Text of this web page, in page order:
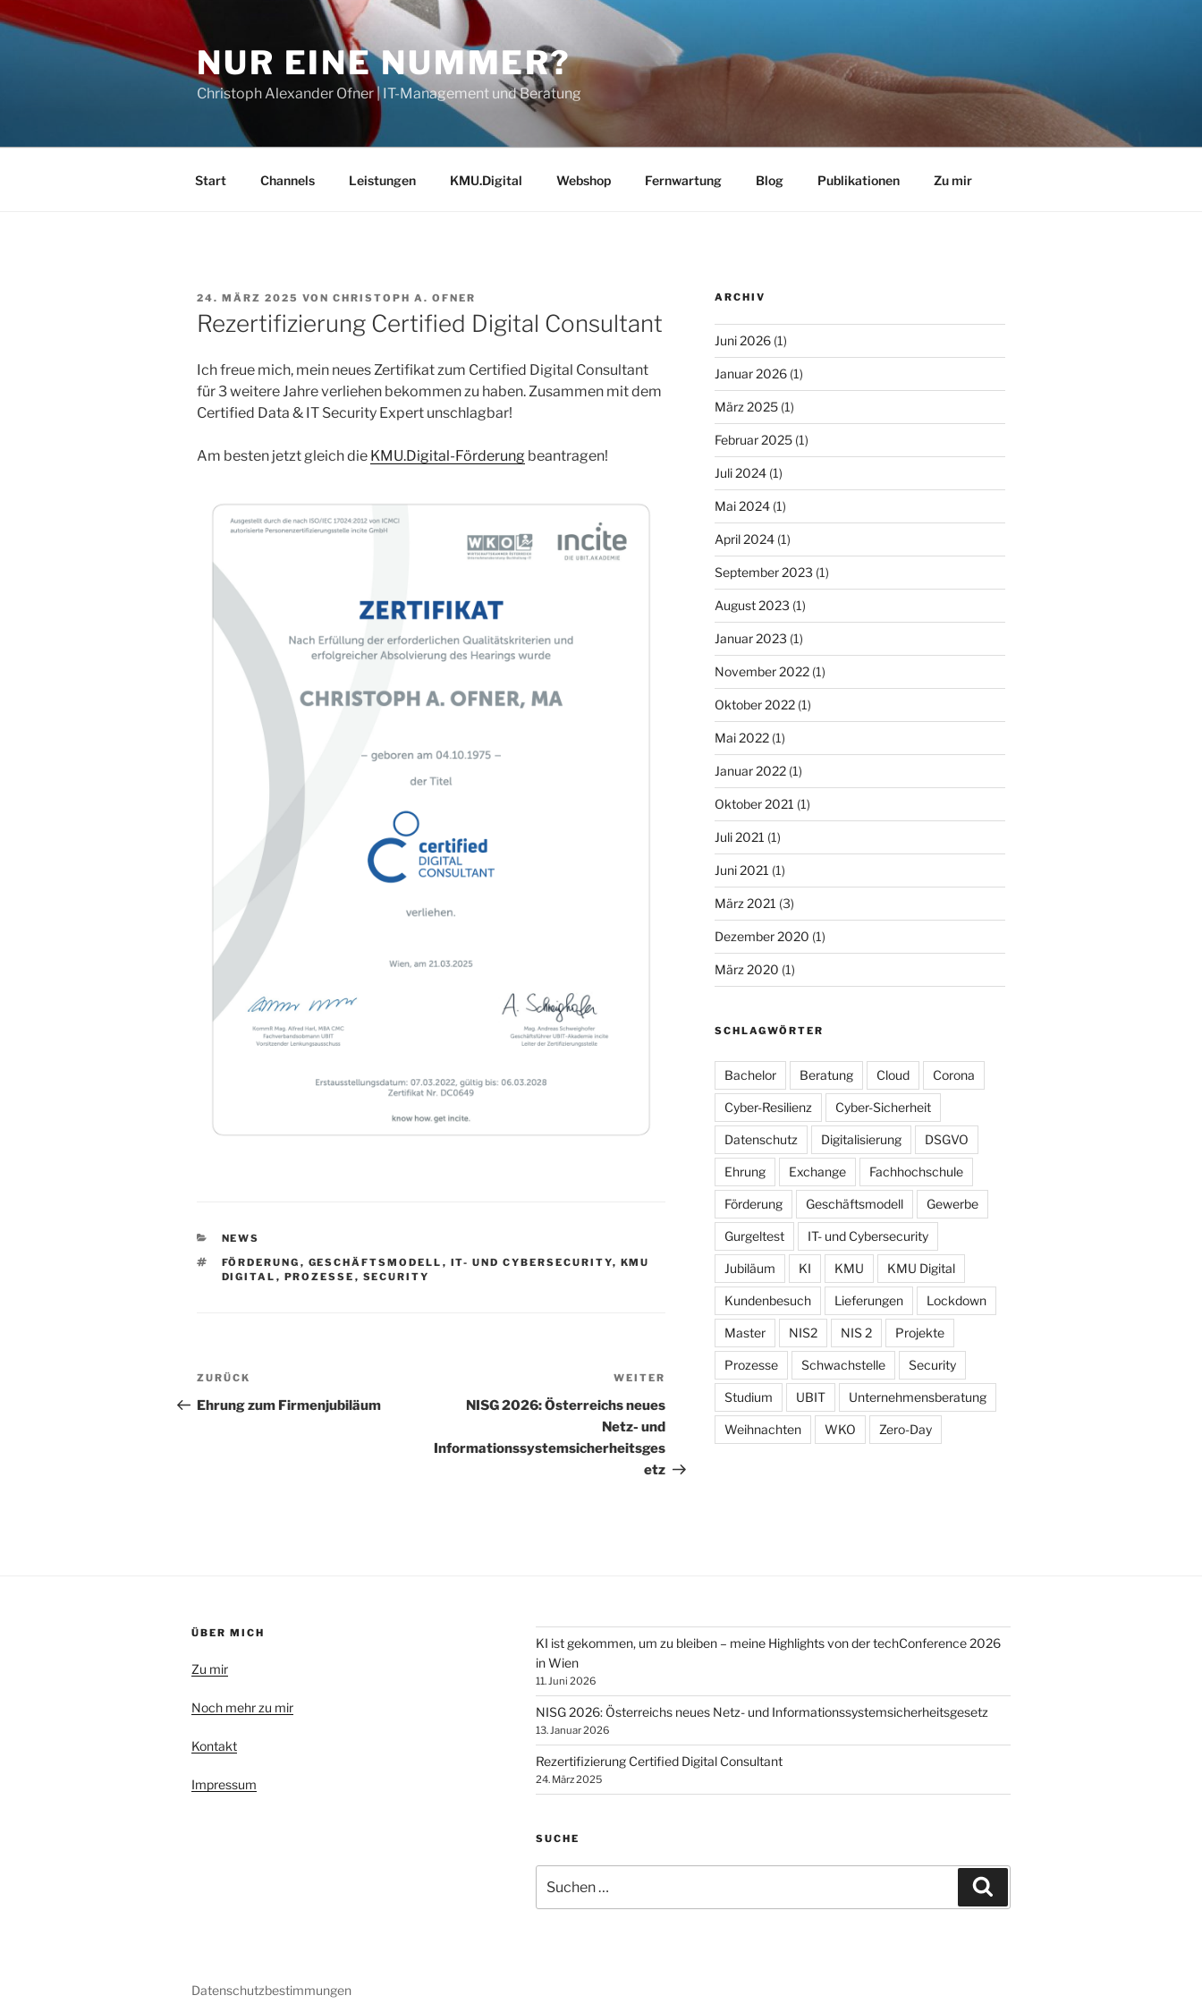
Zum
Inhalt
NUR EINE NUMMER?
Christoph Alexander Ofner | IT-Management und Beratung
Start Channels Leistungen KMU.Digital Webshop Fernwartung Blog Publikationen Zu mir
VERÖFFENTLICHT
AM
24. MÄRZ 2025 VON CHRISTOPH A. OFNER
Rezertifizierung Certified Digital Consultant
Ich freue mich, mein neues Zertifikat zum Certified Digital Consultant
für 3 weitere Jahre verliehen bekommen zu haben. Zusammen mit dem
Certified Data & IT Security Expert unschlagbar!
Am besten jetzt gleich die KMU.Digital-Förderung beantragen!
KATEGORIEN
NEWS
SCHLAGWÖRTER
FÖRDERUNG , GESCHÄFTSMODELL , IT- UND CYBERSECURITY, KMU
DIGITAL , PROZESSE , SECURITY
Beitragsnavigation
Vorheriger
Beitrag
ZURÜCK
Ehrung zum Firmenjubiläum
Nächster
Beitrag
WEITER
NISG 2026: Österreichs neues
Netz- und
Informationssystemsicherheitsges
etz
ARCHIV
Juni 2026(1)
Januar 2026(1)
März 2025(1)
Februar 2025(1)
Juli 2024(1)
Mai 2024(1)
April 2024(1)
September 2023 (1)
August 2023 (1)
Januar 2023 (1)
November 2022(1)
Oktober 2022(1)
Mai 2022(1)
Januar 2022(1)
Oktober 2021 (1)
Juli 2021 (1)
Juni 2021 (1)
März 2021 (3)
Dezember 2020 (1)
März 2020 (1)
SCHLAGWÖRTER
Bachelor Beratung Cloud Corona
Cyber-Resilienz Cyber-Sicherheit
Datenschutz Digitalisierung DSGVO
Ehrung Exchange Fachhochschule
Förderung Geschäftsmodell Gewerbe
Gurgeltest IT- und Cybersecurity
Jubiläum KI KMU KMU Digital
Kundenbesuch Lieferungen Lockdown
Master NIS2 NIS 2 Projekte
Prozesse Schwachstelle Security
Studium UBIT Unternehmensberatung
Weihnachten WKO Zero-Day
ÜBER MICH
Zu mir
Noch mehr zu mir
Kontakt
Impressum
KI ist gekommen, um zu bleiben – meine Highlights von der techConference 2026
in Wien
11. Juni 2026
NISG 2026: Österreichs neues Netz- und Informationssystemsicherheitsgesetz
13. Januar 2026
Rezertifizierung Certified Digital Consultant
24. März 2025
SUCHE
nach:
Datenschutzbestimmungen